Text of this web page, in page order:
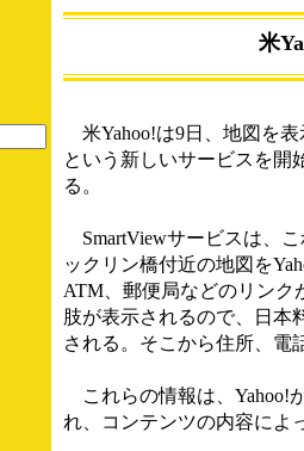
米
米Yahoo!は9日、地図を表
という新しいサービスを開
る。
SmartViewサービスは、
ックリン橋付近の地図を
ATM、郵便局などのリンク
肢が表示されるので、日本
される。そこから住所、電
これらの情報は、Yahoo!が
れ、コンテンツの内容によ